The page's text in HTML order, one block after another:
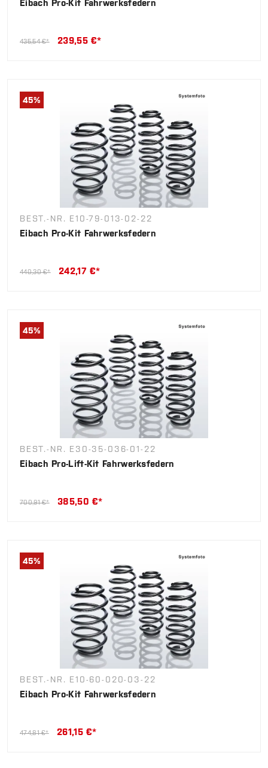
Eibach Pro-Kit Fahrwerksfedern
435,54 €* 239,55 €*
45%
BEST.-NR. E10-79-013-02-22
Eibach Pro-Kit Fahrwerksfedern
440,30 €* 242,17 €*
45%
BEST.-NR. E30-35-036-01-22
Eibach Pro-Lift-Kit Fahrwerksfedern
700,91 €* 385,50 €*
45%
BEST.-NR. E10-60-020-03-22
Eibach Pro-Kit Fahrwerksfedern
474,81 €* 261,15 €*